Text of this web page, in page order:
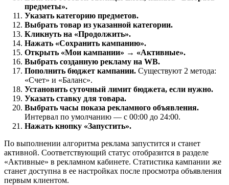
предметы».
Указать категорию предметов.
Выбрать товар из указанной категории.
Кликнуть на «Продолжить».
Нажать «Сохранить кампанию».
Открыть «Мои кампании» → «Активные».
Выбрать созданную рекламу на WB.
Пополнить бюджет кампании. Существуют 2 метода:
«Счет» и «Баланс».
Установить суточный лимит бюджета, если нужно.
Указать ставку для товара.
Выбрать часы показа рекламного объявления.
Интервал по умолчанию — с 00:00 до 24:00.
Нажать кнопку «Запустить».
По выполнении алгоритма реклама запустится и станет
активной. Соответствующий статус отобразится в разделе
«Активные» в рекламном кабинете. Статистика кампании же
станет доступна в ее настройках после просмотра объявления
первым клиентом.